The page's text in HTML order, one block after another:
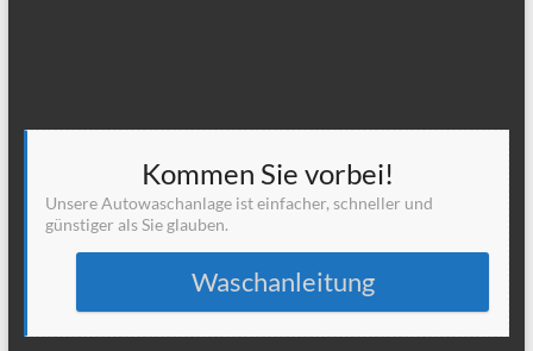
Kommen Sie vorbei!
Unsere Autowaschanlage ist einfacher, schneller und
günstiger als Sie glauben.
Waschanleitung